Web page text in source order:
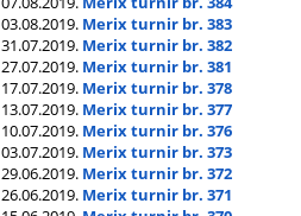
03.08.2019. Merix turnir br. 383
31.07.2019. Merix turnir br. 382
27.07.2019. Merix turnir br. 381
17.07.2019. Merix turnir br. 378
13.07.2019. Merix turnir br. 377
10.07.2019. Merix turnir br. 376
03.07.2019. Merix turnir br. 373
29.06.2019. Merix turnir br. 372
26.06.2019. Merix turnir br. 371